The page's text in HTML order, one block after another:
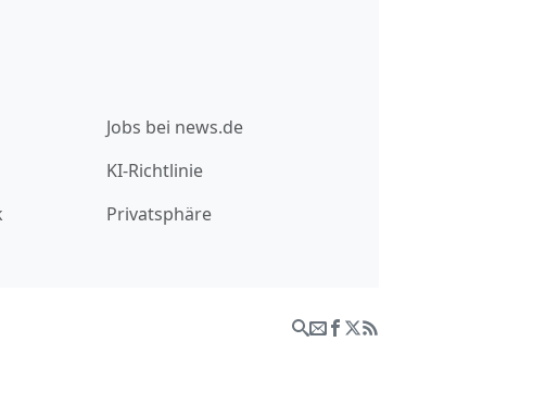
Jobs bei news.de
KI-Richtlinie
Privatsphäre